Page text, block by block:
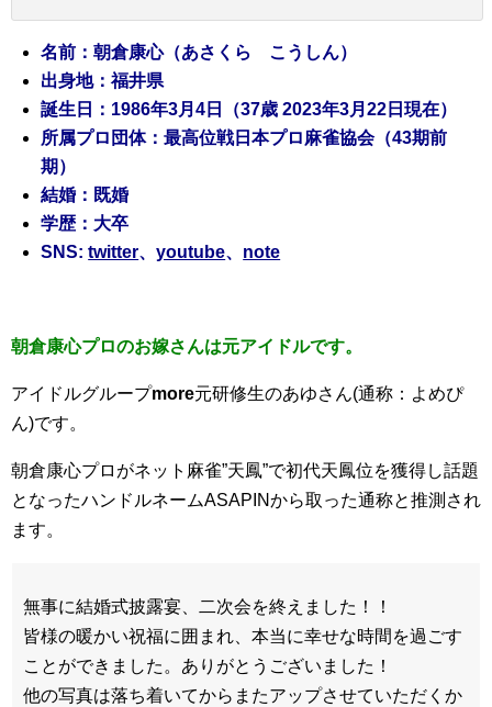
名前：朝倉康心（あさくら こうしん）
出身地：福井県
誕生日：1986年3月4日（37歳 2023年3月22日現在）
所属プロ団体：最高位戦日本プロ麻雀協会（43期前
期）
結婚：既婚
学歴：大卒
SNS:twitter、youtube、 note
朝倉康心プロのお嫁さんは元アイドルです。
アイドルグループmore元研修生のあゆさん(通称：よめぴ
ん)です。
朝倉康心プロがネット麻雀”天鳳”で初代天鳳位を獲得し話題
となったハンドルネームASAPINから取った通称と推測され
ます。
無事に結婚式披露宴、二次会を終えました！！
皆様の暖かい祝福に囲まれ、本当に幸せな時間を過ごす
ことができました。ありがとうございました！
他の写真は落ち着いてからまたアップさせていただくか